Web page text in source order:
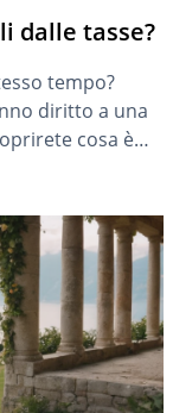
dalle tasse?
tempo?
diritto a una
cosa è